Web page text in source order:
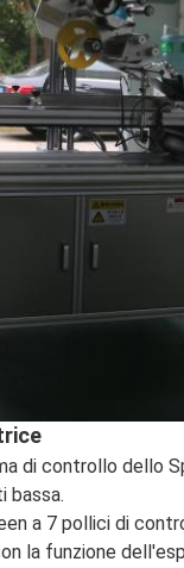
di controllo dello
bassa.
a 7 pollici di
la funzione